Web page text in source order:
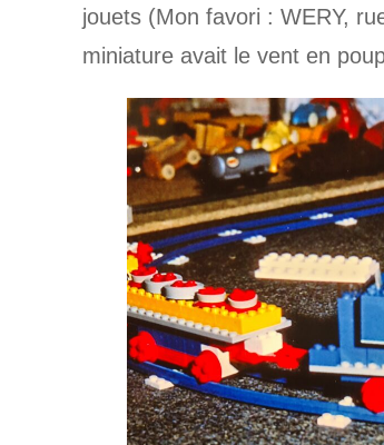
jouets (Mon favori : WERY,
miniature avait le vent en